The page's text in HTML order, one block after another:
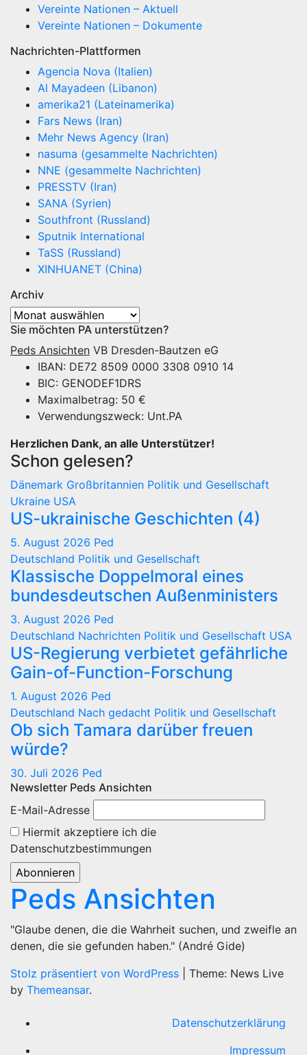
Vereinte Nationen – Aktuell
Vereinte Nationen – Dokumente
Nachrichten-Plattformen
Agencia Nova (Italien)
Al Mayadeen (Libanon)
amerika21 (Lateinamerika)
Fars News (Iran)
Mehr News Agency (Iran)
nasuma (gesammelte Nachrichten)
NNE (gesammelte Nachrichten)
PRESSTV (Iran)
SANA (Syrien)
Southfront (Russland)
Sputnik International
TaSS (Russland)
XINHUANET (China)
Archiv
Archiv
Sie möchten PA unterstützen?
Peds Ansichten VB Dresden-Bautzen eG
IBAN: DE72 8509 0000 3308 0910 14
BIC: GENODEF1DRS
Maximalbetrag: 50 €
Verwendungszweck: Unt.PA
Herzlichen Dank, an alle Unterstützer!
Schon gelesen?
Dänemark Großbritannien Politik und Gesellschaft
Ukraine USA
US-ukrainische Geschichten (4)
5. August 2026 Ped
Deutschland Politik und Gesellschaft
Klassische Doppelmoral eines
bundesdeutschen Außenministers
3. August 2026 Ped
Deutschland Nachrichten Politik und Gesellschaft USA
US-Regierung verbietet gefährliche
Gain-of-Function-Forschung
1. August 2026 Ped
Deutschland Nach gedacht Politik und Gesellschaft
Ob sich Tamara darüber freuen
würde?
30. Juli 2026 Ped
Newsletter Peds Ansichten
E-Mail-Adresse
Hiermit akzeptiere ich die
Datenschutzbestimmungen
Peds Ansichten
"Glaube denen, die die Wahrheit suchen, und zweifle an
denen, die sie gefunden haben." (André Gide)
Stolz präsentiert von WordPress
Theme: News Live
by Themeansar.
Datenschutzerklärung
Impressum